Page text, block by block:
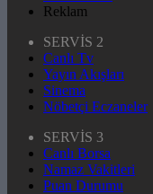
Reklam
SERVİS 2
Canlı Tv
Yayın Akışları
Sinema
Nöbetçi Eczaneler
SERVİS 3
Canlı Borsa
Namaz Vakitleri
Puan Durumu